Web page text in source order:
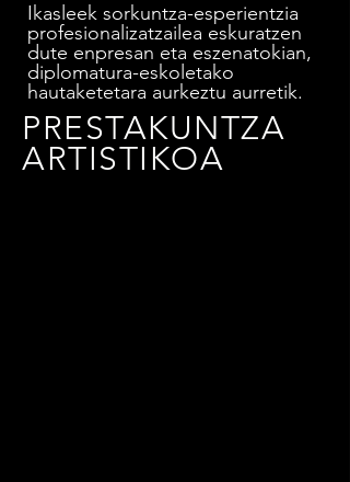
Ikasleek sorkuntza-esperientzia
profesionalizatzailea eskuratzen
dute enpresan eta eszenatokian,
diplomatura-eskoletako
hautaketetara aurkeztu aurretik.
PRESTAKUNTZA
ARTISTIKOA